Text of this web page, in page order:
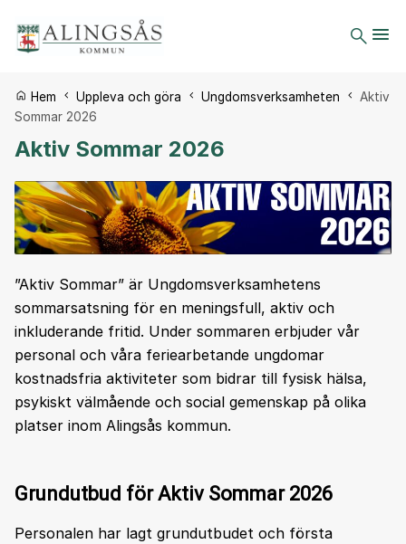
Du är här:
Hem Uppleva och göra Ungdomsverksamheten
Aktiv
Sommar 2026
Aktiv Sommar 2026
”Aktiv Sommar” är Ungdomsverksamhetens
sommarsatsning för en meningsfull, aktiv och
inkluderande fritid. Under sommaren erbjuder vår
personal och våra feriearbetande ungdomar
kostnadsfria aktiviteter som bidrar till fysisk hälsa,
psykiskt välmående och social gemenskap på olika
platser inom Alingsås kommun.
Grundutbud för Aktiv Sommar 2026
Personalen har lagt grundutbudet och första